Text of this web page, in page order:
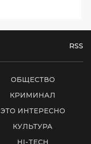
RSS
ОБЩЕСТВО
КРИМИНАЛ
ЭТО ИНТЕРЕСНО
КУЛЬТУРА
HI-TECH